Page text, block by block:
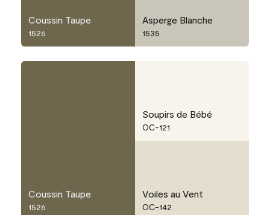
Coussin Taupe
1526
Asperge Blanche
1535
Coussin Taupe
1526
Soupirs de Bébé
OC-121
Voiles au Vent
OC-142